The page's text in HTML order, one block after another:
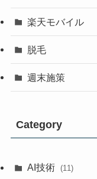
楽天モバイル
脱毛
週末施策
Category
AI技術 (11)